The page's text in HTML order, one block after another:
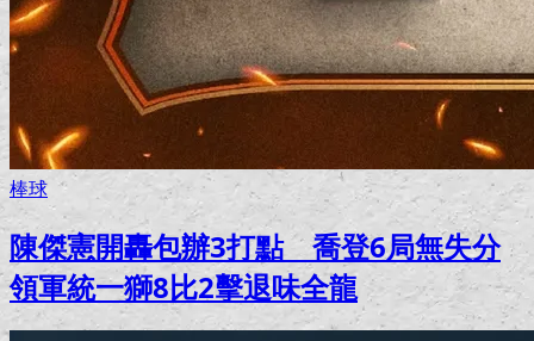
棒球
陳傑憲開轟包辦3打點 喬登6局無失分
領軍統一獅8比2擊退味全龍